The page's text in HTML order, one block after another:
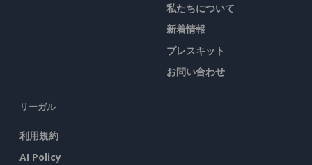
私たちについて
新着情報
プレスキット
お問い合わせ
リーガル
利用規約
AI Policy